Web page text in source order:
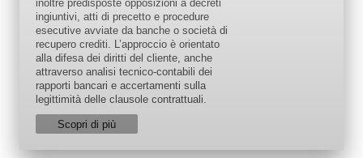
inoltre predisposte opposizioni a decreti
ingiuntivi, atti di precetto e procedure
esecutive avviate da banche o società di
recupero crediti. L’approccio è orientato
alla difesa dei diritti del cliente, anche
attraverso analisi tecnico-contabili dei
rapporti bancari e accertamenti sulla
legittimità delle clausole contrattuali.
Scopri di più